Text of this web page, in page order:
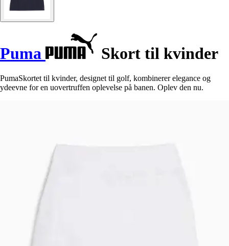
Puma Skort til kvinder
PumaSkortet til kvinder, designet til golf, kombinerer elegance og
ydeevne for en uovertruffen oplevelse på banen. Oplev den nu.